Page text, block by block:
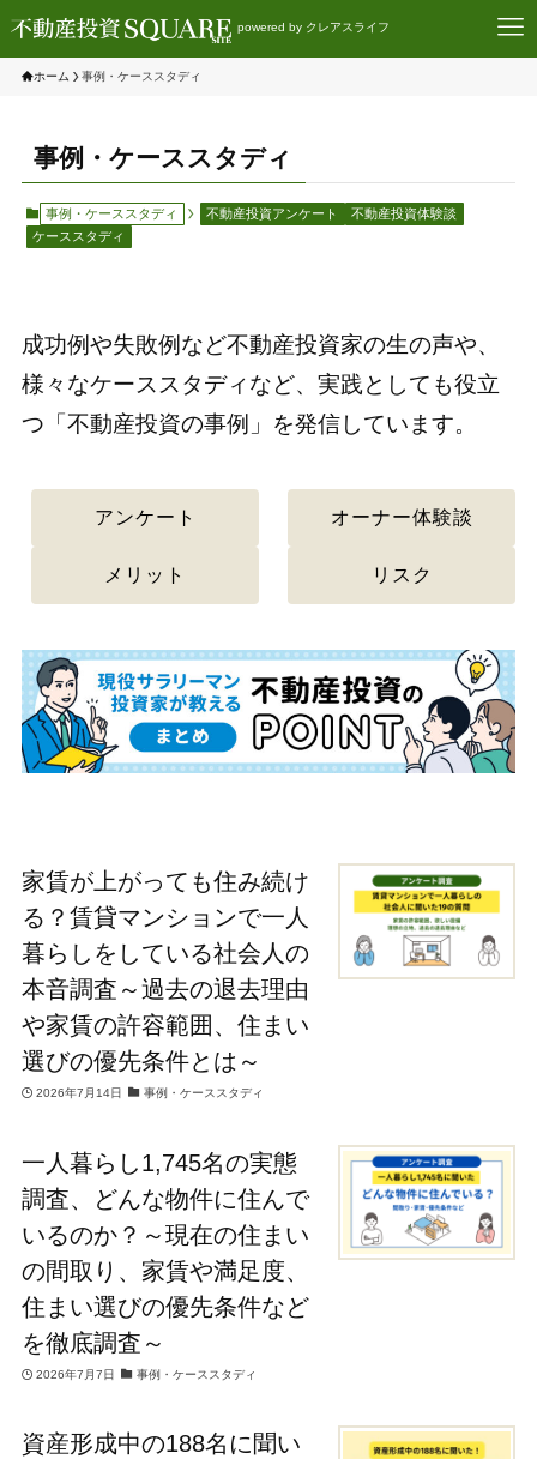
powered by クレアスライフ
ホーム 事例・ケーススタディ
事例・ケーススタディ
事例・ケーススタディ 不動産投資アンケート
不動産投資体験談
ケーススタディ
成功例や失敗例など不動産投資家の生の声や、
様々なケーススタディなど、実践としても役立
つ「不動産投資の事例」を発信しています。
アンケート オーナー体験談
メリット リスク
家賃が上がっても住み続け
る？賃貸マンションで一人
暮らしをしている社会人の
本音調査～過去の退去理由
や家賃の許容範囲、住まい
選びの優先条件とは～
2026年7月14日 事例・ケーススタディ
一人暮らし1,745名の実態
調査、どんな物件に住んで
いるのか？～現在の住まい
の間取り、家賃や満足度、
住まい選びの優先条件など
を徹底調査～
2026年7月7日 事例・ケーススタディ
資産形成中の188名に聞い